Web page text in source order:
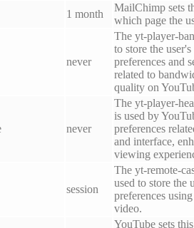
1 month
MailChimp sets
which page the
never
The yt-player-
to store the
preferences and
related to
quality on
never
The yt-player-
is used by
preferences
and interface,
viewing
session
The yt-remote-
used to store the
preferences
video.
YouTube sets